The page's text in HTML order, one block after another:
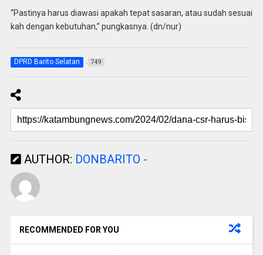
“Pastinya harus diawasi apakah tepat sasaran, atau sudah sesuai
kah dengan kebutuhan,” pungkasnya. (dn/nur)
DPRD Barito Selatan 749
AUTHOR: DONBARITO -
RECOMMENDED FOR YOU